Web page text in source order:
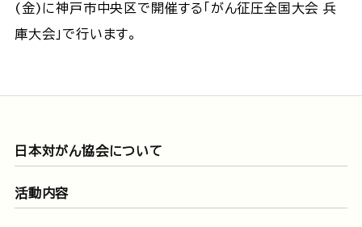
(金)に神戸市中央区で開催する「がん征圧全国大会 兵
庫大会」で行います。
日本対がん協会について
活動内容